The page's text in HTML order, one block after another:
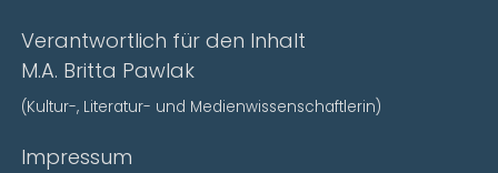
Verantwortlich für den Inhalt
M.A. Britta Pawlak
(Kultur-, Literatur- und Medienwissenschaftlerin)
Impressum